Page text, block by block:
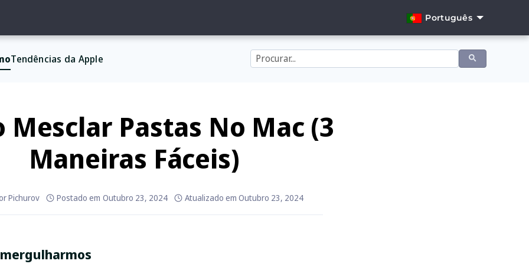
Português
English
Tendências da Apple
Mesclar Pastas No Mac (3
Maneiras Fáceis)
Pichurov Postado em Outubro 23, 2024 Atualizado em Outubro 23, 2024